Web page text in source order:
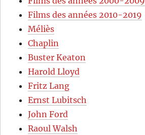
Films des années 2010-2019
Méliès
Chaplin
Buster Keaton
Harold Lloyd
Fritz Lang
Ernst Lubitsch
John Ford
Raoul Walsh